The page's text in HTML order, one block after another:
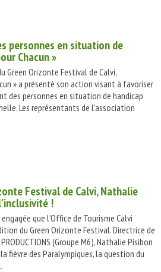
personnes en situation de
Chacun »
Green Orizonte Festival de Calvi,
» a présenté son action visant à favoriser
des personnes en situation de handicap
Les représentants de l’association
Festival de Calvi, Nathalie
!
que l’Office de Tourisme Calvi
du Green Orizonte Festival. Directrice de
(Groupe M6), Nathalie Pisibon
fièvre des Paralympiques, la question du